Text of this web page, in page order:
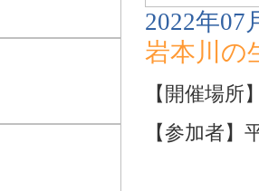
2022年07
岩本川の
【開催場所
【参加者】